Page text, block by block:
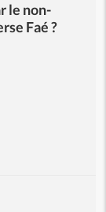
le non-
Faé ?